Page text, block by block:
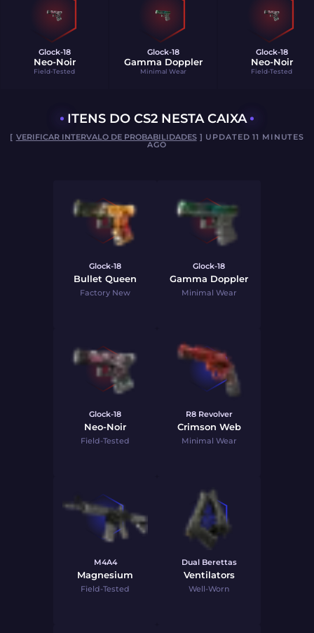
Glock-18
Neo-Noir
Field-Tested
Glock-18
Gamma Doppler
Minimal Wear
Glock-18
Neo-Noir
Field-Tested
ITENS DO CS2 NESTA CAIXA
[ VERIFICAR INTERVALO DE PROBABILIDADES] UPDATED 11 MINUTES
AGO
Glock-18
Bullet Queen
Factory New
Glock-18
Gamma Doppler
Minimal Wear
Glock-18
Neo-Noir
Field-Tested
R8 Revolver
Crimson Web
Minimal Wear
M4A4
Magnesium
Field-Tested
Dual Berettas
Ventilators
Well-Worn